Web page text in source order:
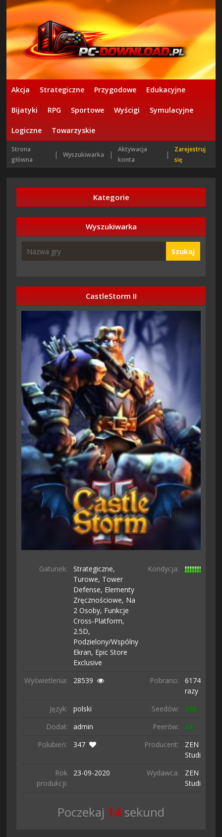
Akcja Strategiczne Przygodowe Edukacyjne
Bijatyki RPG Sportowe Wyścigi Symulacyjne
Logiczne Towarzyskie
Strona
główna
| Wyszukiwarka |
Aktywacja
konta
|
Zarejestruj
się
Kategorie
Wyszukiwarka
Szukaj
CastleStorm II
Gatunek:
Strategiczne,
Turowe, Tower
Defense, Elementy
Zręcznościowe, Na
2 Osoby, Funkcje
Cross-Platform,
2.5D,
Podzielony/wspólny
Ekran, Epic Store
Exclusive
Kondycja:
Wyświetlenia: 28539 Pobrano:
6174
razy
Język:
polski Seedów:
288
Dodał:
admin Peerów:
64
Polubień:
347 Producent:
ZEN
Studios
Rok
produkcji:
23-09-2020 Wydawca:
ZEN
Studios
Poczekaj 13 sekund